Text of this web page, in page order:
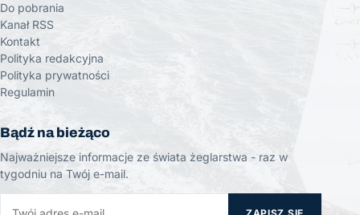
Do pobrania
Kanał RSS
Kontakt
Polityka redakcyjna
Polityka prywatności
Regulamin
Bądź na bieżąco
Najważniejsze informacje ze świata żeglarstwa - raz w
tygodniu na Twój e-mail.
ZAPISZ SIĘ